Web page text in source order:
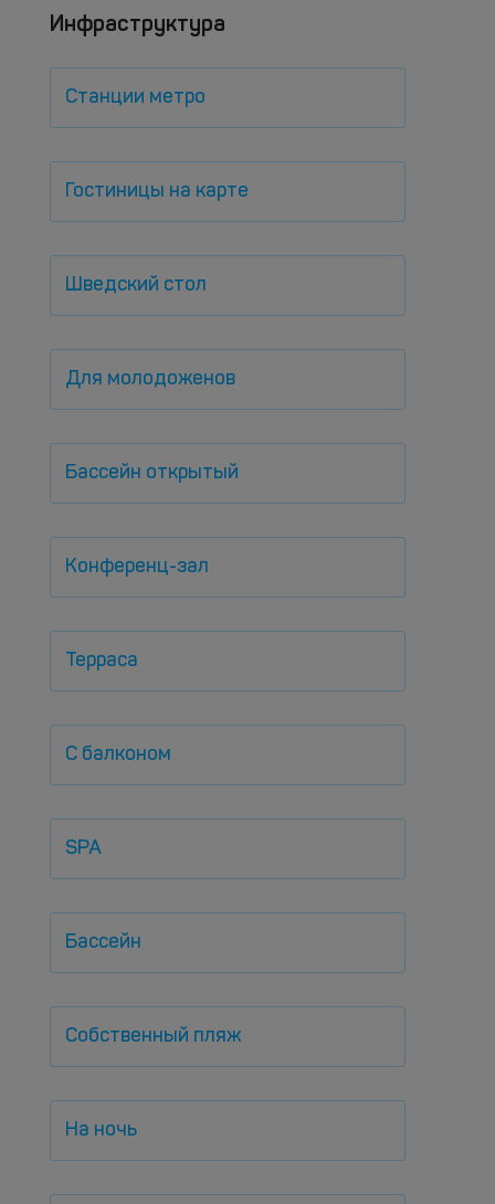
Инфраструктура
Станции метро
Гостиницы на карте
Шведский стол
Для молодоженов
Бассейн открытый
Конференц-зал
Терраса
С балконом
SPA
Бассейн
Собственный пляж
На ночь